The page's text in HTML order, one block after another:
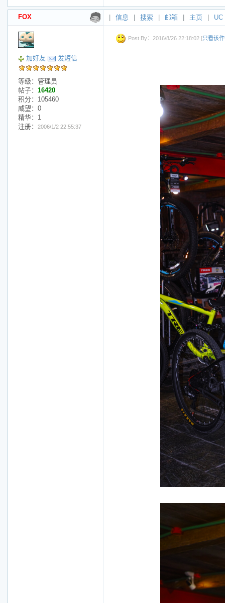
FOX 信息 搜索 邮箱 主页 UC
加好友 发短信
等级：管理员
帖子： 16420
积分：105460
威望：0
精华：1
注册：
2006/1/2 22:55:37
Post By：2016/8/26 22:18:02 [只看该